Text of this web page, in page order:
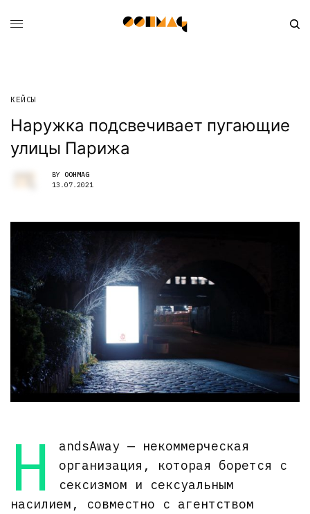
КЕЙСЫ
Наружка подсвечивает пугающие
улицы Парижа
BY OOHMAG
13.07.2021
H
andsAway — некоммерческая
организация, которая борется с
сексизмом и сексуальным
насилием, совместно с агентством